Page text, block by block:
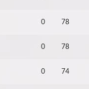
0 78
0 78
0 74